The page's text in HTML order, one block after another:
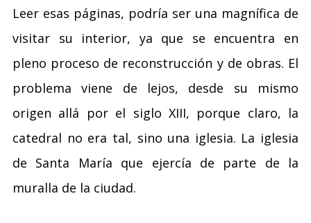
Leer esas páginas, podría ser una magnífica de
visitar su interior, ya que se encuentra en
pleno proceso de reconstrucción y de obras. El
problema viene de lejos, desde su mismo
origen allá por el siglo XIII, porque claro, la
catedral no era tal, sino una iglesia. La iglesia
de Santa María que ejercía de parte de la
muralla de la ciudad.